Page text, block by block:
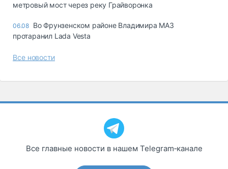
метровый мост через реку Грайворонка
06.08 Во Фрунзенском районе Владимира МАЗ
протаранил Lada Vesta
Все новости
Все главные новости в нашем Telegram‑канале